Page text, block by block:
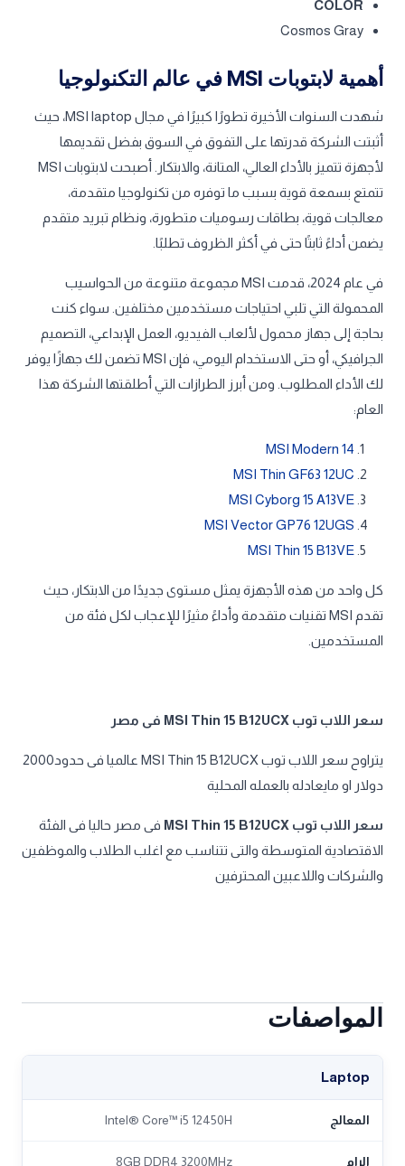
COLOR
Cosmos Gray
أهمية لابتوبات MSI في عالم التكنولوجيا
شهدت السنوات الأخيرة تطورًا كبيرًا في مجال MSI laptop، حيث
أثبتت الشركة قدرتها على التفوق في السوق بفضل تقديمها
لأجهزة تتميز بالأداء العالي، المتانة، والابتكار. أصبحت لابتوبات MSI
تتمتع بسمعة قوية بسبب ما توفره من تكنولوجيا متقدمة،
معالجات قوية، بطاقات رسوميات متطورة، ونظام تبريد متقدم
يضمن أداءً ثابتًا حتى في أكثر الظروف تطلبًا.
في عام 2024، قدمت MSI مجموعة متنوعة من الحواسيب
المحمولة التي تلبي احتياجات مستخدمين مختلفين. سواء كنت
بحاجة إلى جهاز محمول لألعاب الفيديو، العمل الإبداعي، التصميم
الجرافيكي، أو حتى الاستخدام اليومي، فإن MSI تضمن لك جهازًا يوفر
لك الأداء المطلوب. ومن أبرز الطرازات التي أطلقتها الشركة هذا
العام:
MSI Modern 14
MSI Thin GF63 12UC
MSI Cyborg 15 A13VE
MSI Vector GP76 12UGS
MSI Thin 15 B13VE
كل واحد من هذه الأجهزة يمثل مستوى جديدًا من الابتكار، حيث
تقدم MSI تقنيات متقدمة وأداءً مثيرًا للإعجاب لكل فئة من
المستخدمين.
سعر اللاب توب MSI Thin 15 B12UCX فى مصر
يتراوح سعر اللاب توب MSI Thin 15 B12UCX عالميا فى حدود2000
دولار او مايعادله بالعمله المحلية
سعر اللاب توب MSI Thin 15 B12UCX
فى مصر حاليا فى الفئة
الاقتصادية المتوسطة والتى تتناسب مع اغلب الطلاب والموظفين
والشركات واللاعبين المحترفين
المواصفات
Laptop
المعالج Intel® Core™ i5 12450H
الرام 8GB DDR4 3200MHz